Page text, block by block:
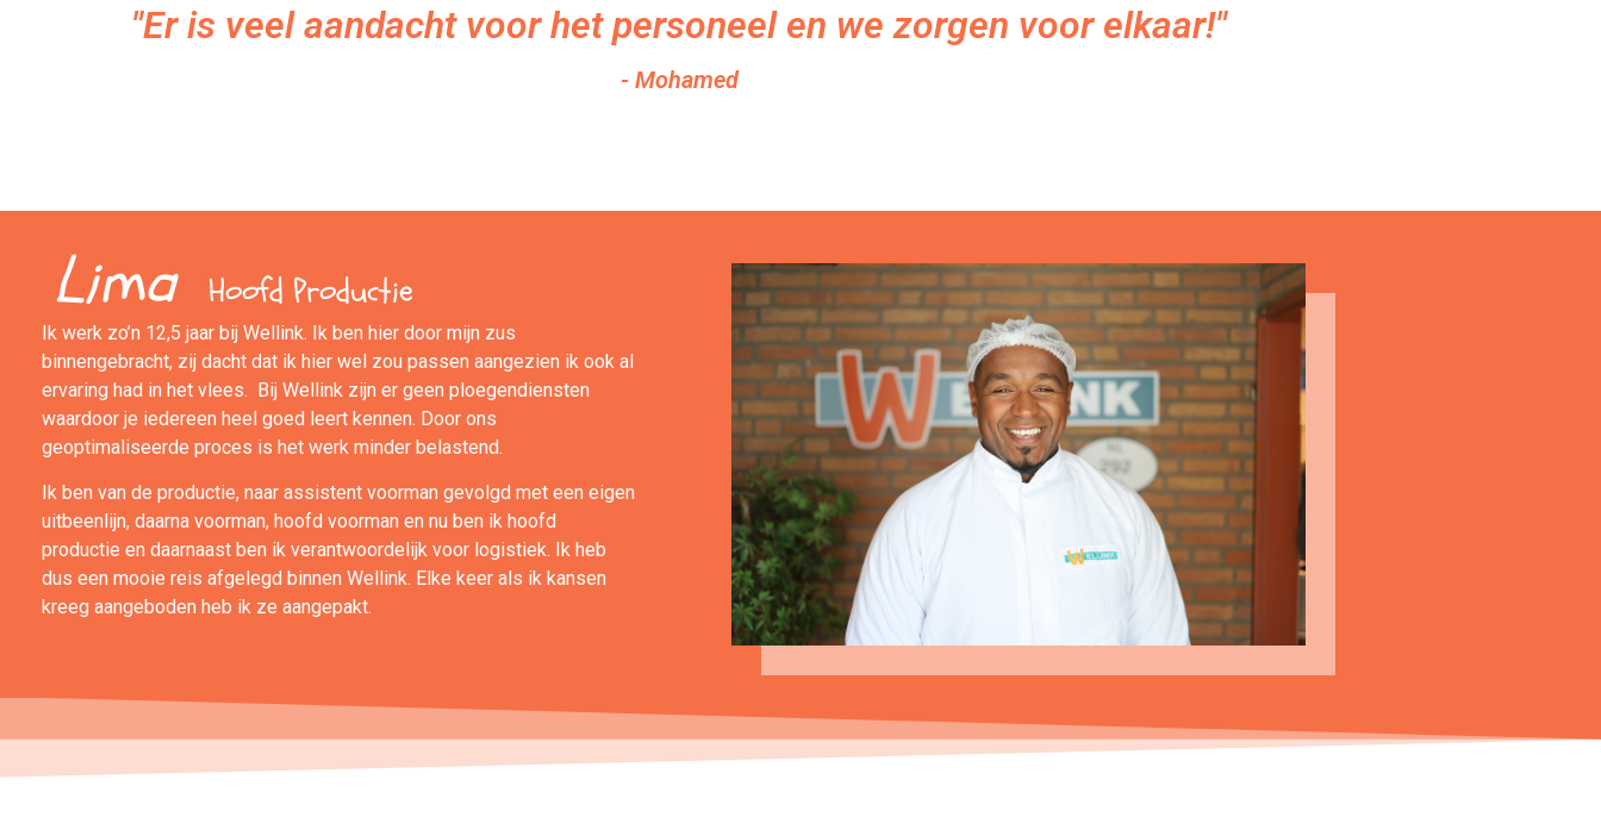
"Er is veel aandacht voor het personeel en we zorgen voor elkaar!"
- Mohamed
Lima Hoofd Productie
Ik werk zo’n 12,5 jaar bij Wellink. Ik ben hier door mijn zus
binnengebracht, zij dacht dat ik hier wel zou passen aangezien ik ook al
ervaring had in het vlees. Bij Wellink zijn er geen ploegendiensten
waardoor je iedereen heel goed leert kennen. Door ons
geoptimaliseerde proces is het werk minder belastend.
Ik ben van de productie, naar assistent voorman gevolgd met een eigen
uitbeenlijn, daarna voorman, hoofd voorman en nu ben ik hoofd
productie en daarnaast ben ik verantwoordelijk voor logistiek. Ik heb
dus een mooie reis afgelegd binnen Wellink. Elke keer als ik kansen
kreeg aangeboden heb ik ze aangepakt.